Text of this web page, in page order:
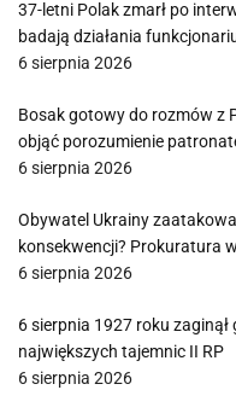
37-letni Polak zmarł po
badają działania
6 sierpnia 2026
Bosak gotowy do rozmów z
objąć porozumienie
6 sierpnia 2026
Obywatel Ukrainy
konsekwencji? Prokuratura
6 sierpnia 2026
6 sierpnia 1927 roku
największych tajemnic II RP
6 sierpnia 2026